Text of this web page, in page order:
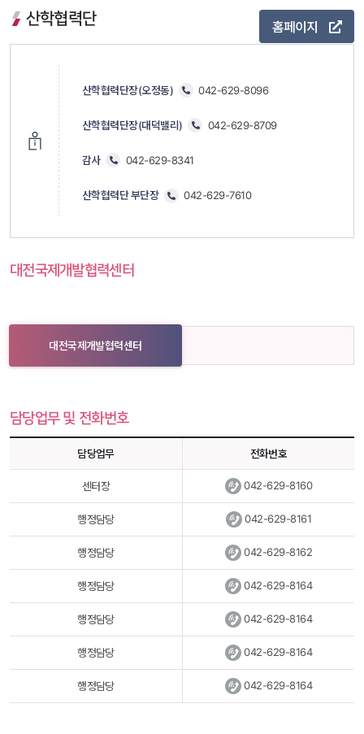
산학협력단 홈페이지
산학협력단장(오정동) 042-629-8096
산학협력단장(대덕밸리) 042-629-8709
감사 042-629-8341
산학협력단 부단장 042-629-7610
대전국제개발협력센터
대전국제개발협력센터
담당업무 및 전화번호
담당업무 전화번호
센터장 042-629-8160
행정담당 042-629-8161
행정담당 042-629-8162
행정담당 042-629-8164
행정담당 042-629-8164
행정담당 042-629-8164
행정담당 042-629-8164